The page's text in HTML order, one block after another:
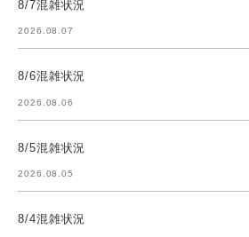
8/7混雑状況
2026.08.07
8/6混雑状況
2026.08.06
8/5混雑状況
2026.08.05
8/4混雑状況